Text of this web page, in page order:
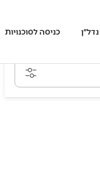
נדל״ן כניסה לסוכנויות